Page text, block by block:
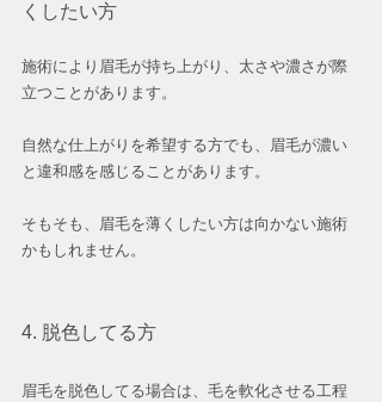
くしたい方
施術により眉毛が持ち上がり、太さや濃さが際
立つことがあります。
自然な仕上がりを希望する方でも、眉毛が濃い
と違和感を感じることがあります。
そもそも、眉毛を薄くしたい方は向かない施術
かもしれません。
4. 脱色してる方
眉毛を脱色してる場合は、毛を軟化させる工程